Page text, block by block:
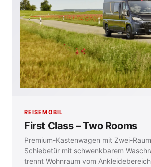
REISEMOBIL
First Class – Two Rooms
Premium-Kastenwagen mit Zwei-
Schiebetür mit schwenkbarem
trennt Wohnraum vom